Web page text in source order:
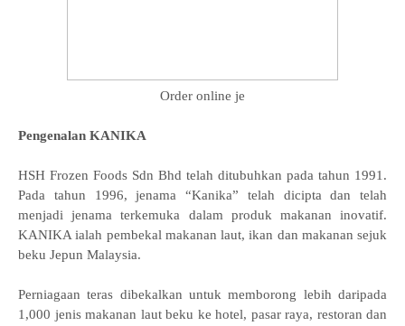
Order online je
Pengenalan KANIKA
HSH Frozen Foods Sdn Bhd telah ditubuhkan pada tahun 1991.
Pada tahun 1996, jenama “Kanika” telah dicipta dan telah
menjadi jenama terkemuka dalam produk makanan inovatif.
KANIKA ialah pembekal makanan laut, ikan dan makanan sejuk
beku Jepun Malaysia.
Perniagaan teras dibekalkan untuk memborong lebih daripada
1,000 jenis makanan laut beku ke hotel, pasar raya, restoran dan